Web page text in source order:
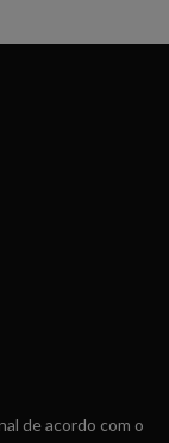
de acordo com o